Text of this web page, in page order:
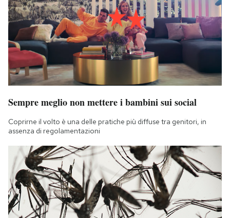
Sempre meglio non mettere i bambini sui social
Coprirne il volto è una delle pratiche più diffuse tra genitori, in
assenza di regolamentazioni